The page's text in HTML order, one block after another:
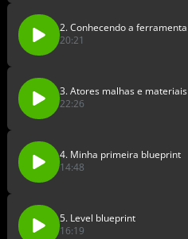
2. Conhecendo a ferramenta
20:21
3. Atores malhas e materiais
22:26
4. Minha primeira blueprint
14:48
5. Level blueprint
16:19